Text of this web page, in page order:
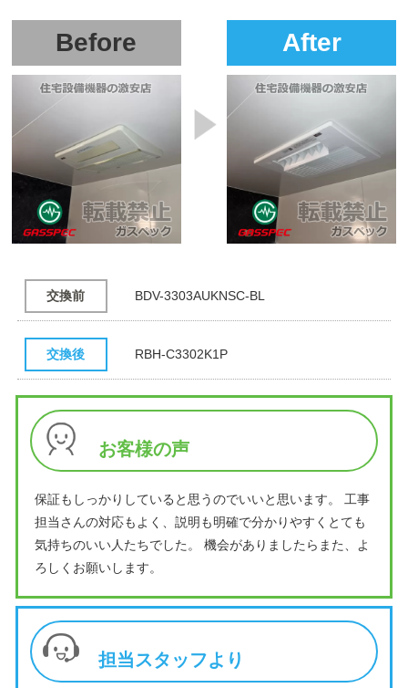
Before After
交換前 BDV-3303AUKNSC-BL
交換後 RBH-C3302K1P
お客様の声
保証もしっかりしていると思うのでいいと思います。 工事
担当さんの対応もよく、説明も明確で分かりやすくとても
気持ちのいい人たちでした。 機会がありましたらまた、よ
ろしくお願いします。
担当スタッフより